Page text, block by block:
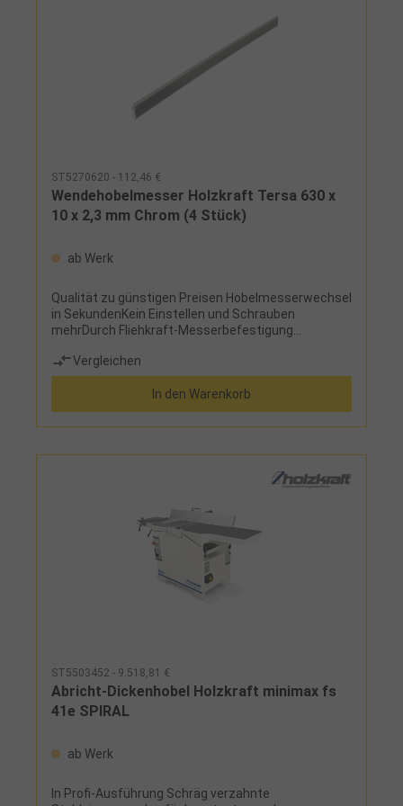
Registrierung. Garantie nur für Endkunden in
anwendbar.HerstellerStürmer Maschinen GmbHDr.-
Robert-Pfleger-Str. 26, 96103 Hallstadt,
Deutschlandinfo@stuermer-maschinen.de
ST5270620 - 112,46 €
Wendehobelmesser Holzkraft Tersa 630 x
10 x 2,3 mm Chrom (4 Stück)
ab Werk
Qualität zu günstigen Preisen Hobelmesserwechsel
in SekundenKein Einstellen und Schrauben
mehrDurch Fliehkraft-Messerbefestigung
geräuscharmHerstellerStürmer Maschinen
GmbHDr.-Robert-Pfleger-Str. 26, 96103 Hallstadt,
Deutschlandinfo@stuermer-maschinen.de
Lieferumfang: 4 Stück
Vergleichen
In den Warenkorb
ST5503452 - 9.518,81 €
Abricht-Dickenhobel Holzkraft minimax fs
41e SPIRAL
ab Werk
In Profi-Ausführung Schräg verzahnte